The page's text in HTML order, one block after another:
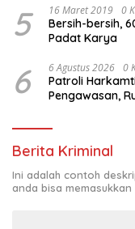
5 16 Maret 2019 0
Bersih-bersih,
Padat Karya
6 6 Agustus 2026 0
Patroli
Pengawasan,
Berita Kriminal
Ini adalah contoh
anda bisa